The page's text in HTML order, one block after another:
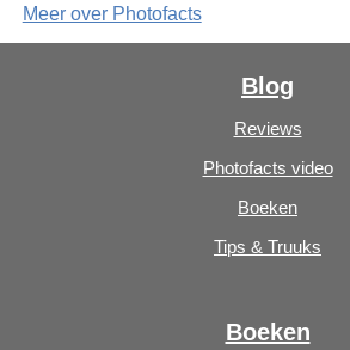
Meer over Photofacts
Blog
Reviews
Photofacts video
Boeken
Tips & Truuks
Boeken